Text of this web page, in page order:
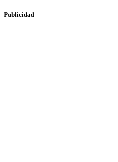
Publicidad